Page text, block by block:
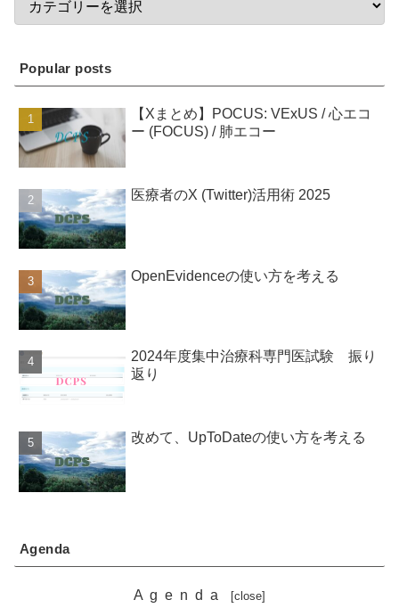
Popular posts
【Xまとめ】POCUS: VExUS / 心エコ
ー (FOCUS) / 肺エコー
医療者のX (Twitter)活用術 2025
OpenEvidenceの使い方を考える
2024年度集中治療科専門医試験 振り
返り
改めて、UpToDateの使い方を考える
Agenda
Agenda